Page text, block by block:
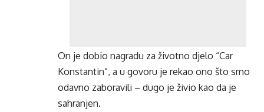
On je dobio nagradu za životno djelo “Car
Konstantin”, a u govoru je rekao ono što smo
odavno zaboravili – dugo je živio kao da je
sahranjen.